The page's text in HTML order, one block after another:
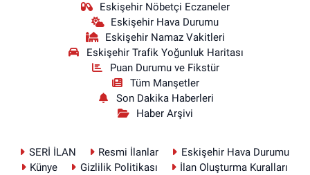
Eskişehir Nöbetçi Eczaneler
Eskişehir Hava Durumu
Eskişehir Namaz Vakitleri
Eskişehir Trafik Yoğunluk Haritası
Puan Durumu ve Fikstür
Tüm Manşetler
Son Dakika Haberleri
Haber Arşivi
SERİ İLAN Resmi İlanlar
Eskişehir Hava Durumu
Künye
Gizlilik Politikası
İlan Oluşturma Kuralları